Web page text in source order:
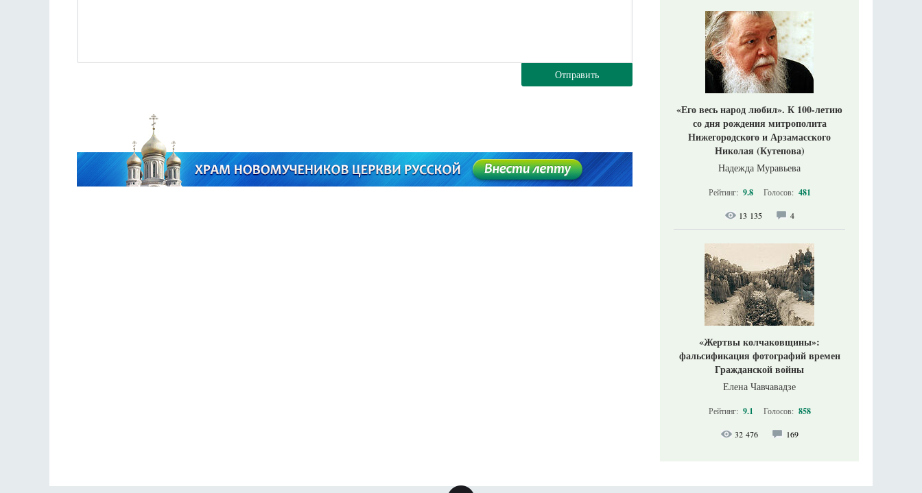
Отправить
«Его весь народ любил». К 100-летию
со дня рождения митрополита
Нижегородского и Арзамасского
Николая (Кутепова)
Надежда Муравьева
Рейтинг: 9.8 Голосов: 481
13 135 4
«Жертвы колчаковщины»:
фальсификация фотографий времен
Гражданской войны
Елена Чавчавадзе
Рейтинг: 9.1 Голосов: 858
32 476 169